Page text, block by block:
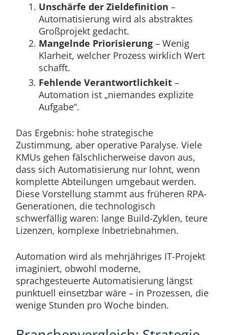
Unschärfe der Zieldefinition –
Automatisierung wird als abstraktes
Großprojekt gedacht.
Mangelnde Priorisierung– Wenig
Klarheit, welcher Prozess wirklich Wert
schafft.
Fehlende Verantwortlichkeit–
Automation ist „niemandes explizite
Aufgabe“.
Das Ergebnis: hohe strategische
Zustimmung, aber operative Paralyse. Viele
KMUs gehen fälschlicherweise davon aus,
dass sich Automatisierung nur lohnt, wenn
komplette Abteilungen umgebaut werden.
Diese Vorstellung stammt aus früheren RPA-
Generationen, die technologisch
schwerfällig waren: lange Build-Zyklen, teure
Lizenzen, komplexe Inbetriebnahmen.
Automation wird als mehrjähriges IT-Projekt
imaginiert, obwohl moderne,
sprachgesteuerte Automatisierung längst
punktuell einsetzbar wäre – in Prozessen, die
wenige Stunden pro Woche binden.